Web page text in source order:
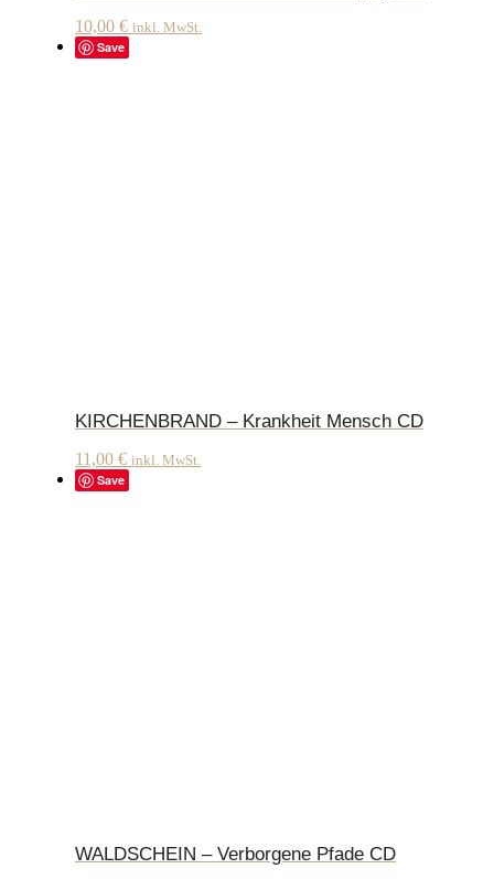
10,00 € inkl. MwSt.
Save
KIRCHENBRAND – Krankheit Mensch CD
11,00 € inkl. MwSt.
Save
WALDSCHEIN – Verborgene Pfade CD